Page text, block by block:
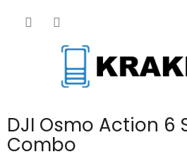
DJI Osmo Action 6
Combo